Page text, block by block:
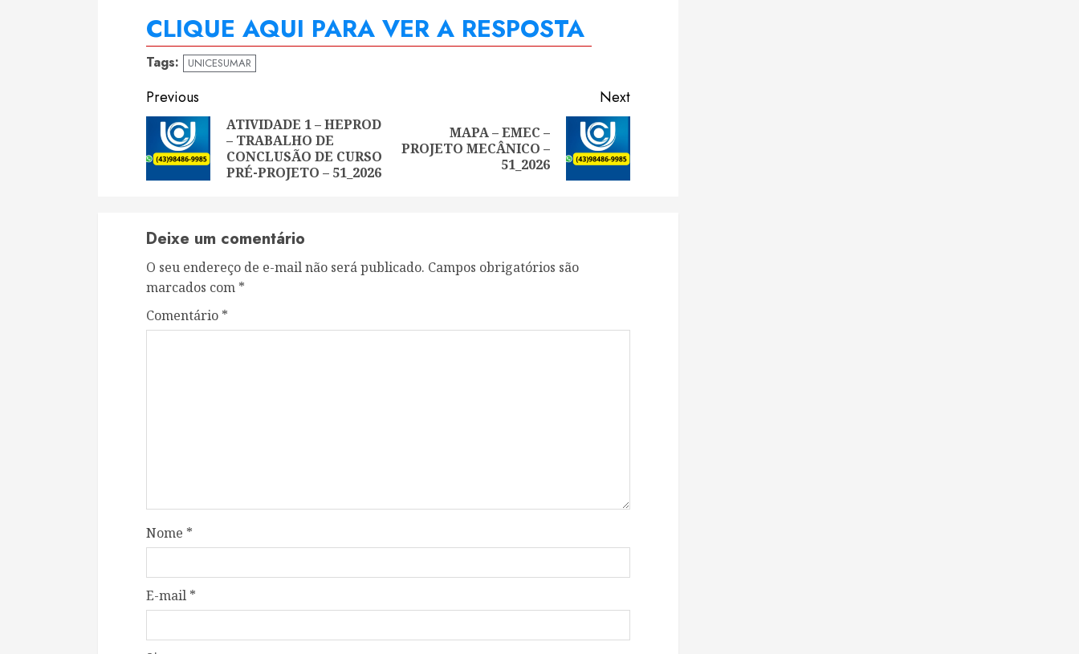
CLIQUE AQUI PARA VER A RESPOSTA
Tags: UNICESUMAR
Continue
Reading
Previous
Previous
ATIVIDADE 1 – HEPROD
– TRABALHO DE
CONCLUSÃO DE CURSO
PRÉ-PROJETO – 51_2026
Next
Next
MAPA – EMEC –
PROJETO MECÂNICO –
51_2026
Deixe um comentário
O seu endereço de e-mail não será publicado. Campos obrigatórios são
marcados com *
Comentário *
Nome *
E-mail *